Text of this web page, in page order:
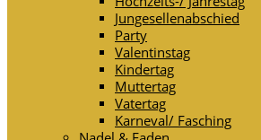
Jungesellenabschied
Party
Valentinstag
Kindertag
Muttertag
Vatertag
Karneval/ Fasching